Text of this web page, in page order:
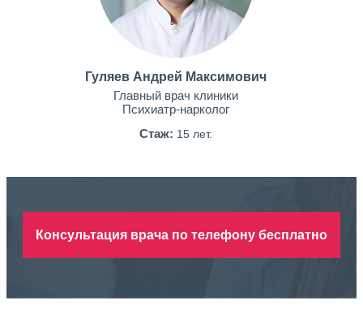
Гуляев Андрей Максимович
Главный врач клиники
Психиатр-нарколог
Стаж: 15 лет.
Консультация врача по телефону бесплатно